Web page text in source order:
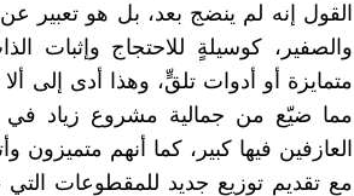
القول إنه لم ينضج بعد، بل هو تعبير
والصفير، كوسيلةٍ للاحتجاج وإثبات
متمايزة أو أدوات تلقٍّ، وهذا أدى إلى
مما ضيّع من جمالية مشروع زياد
العازفين فيها كبير، كما أنهم متميزون
مع تقديم توزيع جديد للمقطوعات